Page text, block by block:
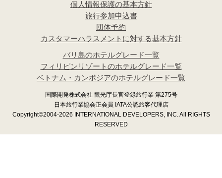
個人情報保護の基本方針
旅行参加申込書
団体予約
カスタマーハラスメントに対する基本方針
バリ島のホテルグレード一覧
フィリピンリゾートのホテルグレード一覧
ベトナム・カンボジアのホテルグレード一覧
国際開発株式会社 観光庁長官登録旅行業 第275号
日本旅行業協会正会員 IATA公認旅客代理店
Copyright©2004-2026 INTERNATIONAL DEVELOPERS, INC. All RIGHTS
RESERVED